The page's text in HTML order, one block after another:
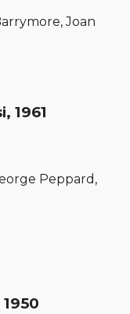
Joan
1961
Peppard,